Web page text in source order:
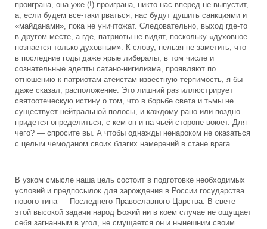
проиграна, она уже (!) проиграна, никто нас вперед не выпустит,
а, если будем все-таки рваться, нас будут душить санкциями и
«майданами», пока не уничтожат. Следовательно, выход где-то
в другом месте, а где, патриоты не видят, поскольку «духовное
познается только духовным». К слову, нельзя не заметить, что
в последние годы даже ярые либералы, в том числе и
сознательные адепты сатано-нигилизма, проявляют по
отношению к патриотам-атеистам известную терпимость, я бы
даже сказал, расположение. Это лишний раз иллюстрирует
святоотеческую истину о том, что в борьбе света и тьмы не
существует нейтральной полосы, и каждому рано или поздно
придется определиться, с кем он и на чьей стороне воюет. Для
чего? — спросите вы. А чтобы однажды ненароком не оказаться
с целым чемоданом своих благих намерений в стане врага.
В узком смысле наша цель состоит в подготовке необходимых
условий и предпосылок для зарождения в России государства
нового типа — Последнего Православного Царства. В свете
этой высокой задачи народ Божий ни в коем случае не ощущает
себя загнанным в угол, не смущается он и нынешним своим